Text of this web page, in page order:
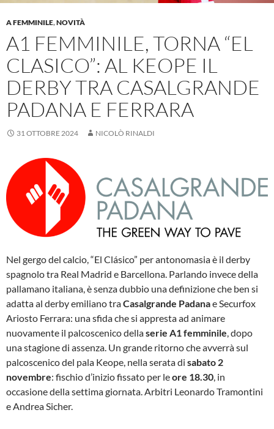
A FEMMINILE,NOVITÀ
A1 FEMMINILE, TORNA “EL
CLASICO”: AL KEOPE IL
DERBY TRA CASALGRANDE
PADANA E FERRARA
31 OTTOBRE 2024 NICOLÒ RINALDI
Nel gergo del calcio, “El Clásico” per antonomasia è il derby
spagnolo tra Real Madrid e Barcellona. Parlando invece della
pallamano italiana, è senza dubbio una definizione che ben si
adatta al derby emiliano traCasalgrande Padanae Securfox
Ariosto Ferrara: una sfida che si appresta ad animare
nuovamente il palcoscenico dellaserie A1 femminile, dopo
una stagione di assenza. Un grande ritorno che avverrà sul
palcoscenico del pala Keope, nella serata di sabato 2
novembre: fischio d’inizio fissato per leore 18.30, in
occasione della settima giornata. Arbitri Leonardo Tramontini
e Andrea Sicher.